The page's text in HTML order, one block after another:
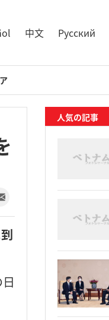
中文 Русский
人気の記事